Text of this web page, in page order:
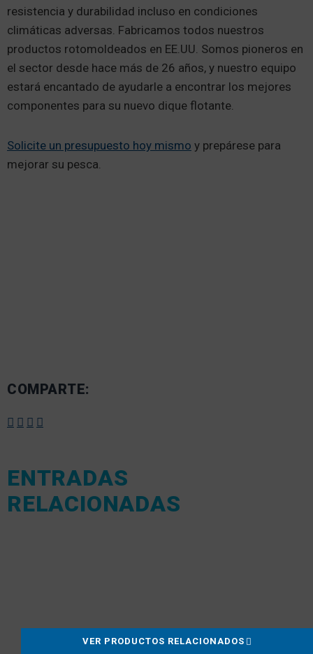
resistencia y durabilidad incluso en condiciones
climáticas adversas. Fabricamos todos nuestros
productos rotomoldeados en EE.UU. Somos pioneros en
el sector desde hace más de 26 años, y nuestro equipo
estará encantado de ayudarle a encontrar los mejores
componentes para su nuevo dique flotante.
Solicite un presupuesto hoy mismo y prepárese para
mejorar su pesca.
COMPARTE:
ENTRADAS
RELACIONADAS
VER PRODUCTOS RELACIONADOS